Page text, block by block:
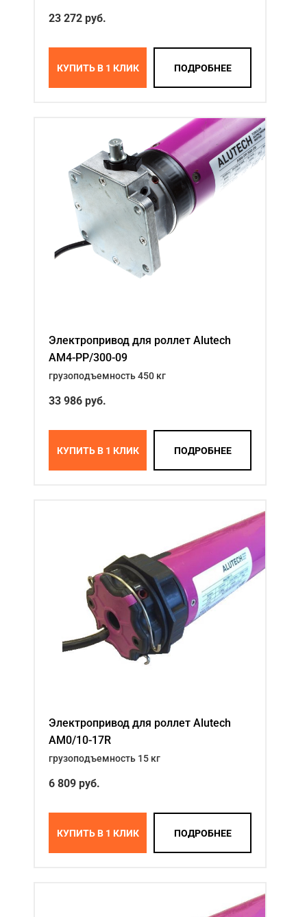
23 272 руб.
КУПИТЬ В 1 КЛИК ПОДРОБНЕЕ
Электропривод для роллет Alutech
AM4-PP/300-09
грузоподъемность 450 кг
33 986 руб.
КУПИТЬ В 1 КЛИК ПОДРОБНЕЕ
Электропривод для роллет Alutech
AM0/10-17R
грузоподъемность 15 кг
6 809 руб.
КУПИТЬ В 1 КЛИК ПОДРОБНЕЕ